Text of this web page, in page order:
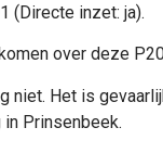
(Directe inzet: ja).
over deze
niet. Het is
Prinsenbeek.